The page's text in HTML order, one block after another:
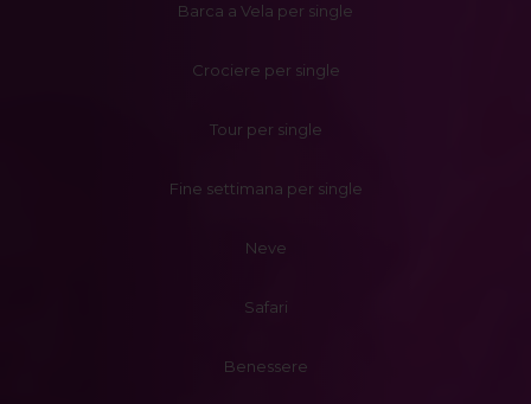
Barca a Vela per single
Crociere per single
Tour per single
Fine settimana per single
Neve
Safari
Benessere